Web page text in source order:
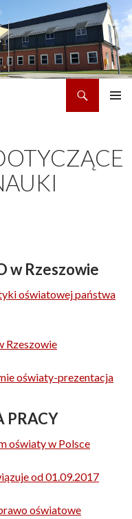
w Rzeszowie
oświatowej państwa
Rzeszowie
oświaty-prezentacja
PRACY
oświaty w Polsce
od 01.09.2017
oświatowe